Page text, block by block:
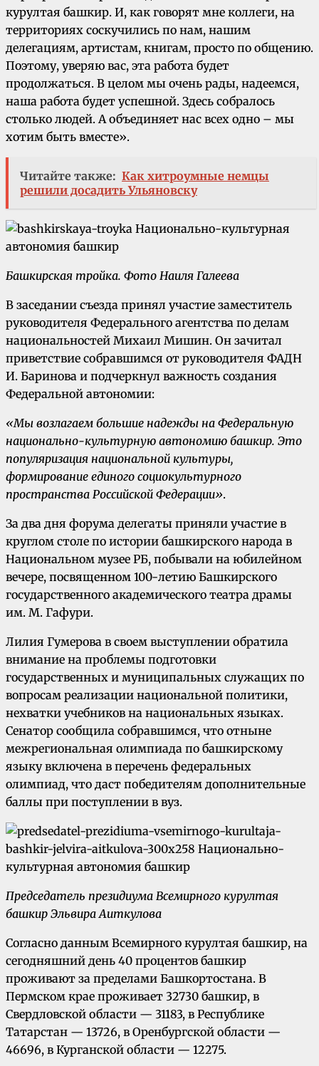
курултая башкир. И, как говорят мне коллеги, на
территориях соскучились по нам, нашим
делегациям, артистам, книгам, просто по общению.
Поэтому, уверяю вас, эта работа будет
продолжаться. В целом мы очень рады, надеемся,
наша работа будет успешной. Здесь собралось
столько людей. А объединяет нас всех одно – мы
хотим быть вместе».
Читайте также: Как хитроумные немцы
решили досадить Ульяновску
Башкирская тройка. Фото Наиля Галеева
В заседании съезда принял участие заместитель
руководителя Федерального агентства по делам
национальностей Михаил Мишин. Он зачитал
приветствие собравшимся от руководителя ФАДН
И. Баринова и подчеркнул важность создания
Федеральной автономии:
«Мы возлагаем большие надежды на Федеральную
национально-культурную автономию башкир. Это
популяризация национальной культуры,
формирование единого социокультурного
пространства Российской Федерации».
За два дня форума делегаты приняли участие в
круглом столе по истории башкирского народа в
Национальном музее РБ, побывали на юбилейном
вечере, посвященном 100-летию Башкирского
государственного академического театра драмы
им. М. Гафури.
Лилия Гумерова в своем выступлении обратила
внимание на проблемы подготовки
государственных и муниципальных служащих по
вопросам реализации национальной политики,
нехватки учебников на национальных языках.
Сенатор сообщила собравшимся, что отныне
межрегиональная олимпиада по башкирскому
языку включена в перечень федеральных
олимпиад, что даст победителям дополнительные
баллы при поступлении в вуз.
Председатель президиума Всемирного курултая
башкир Эльвира Аиткулова
Согласно данным Всемирного курултая башкир, на
сегодняшний день 40 процентов башкир
проживают за пределами Башкортостана. В
Пермском крае проживает 32730 башкир, в
Свердловской области — 31183, в Республике
Татарстан — 13726, в Оренбургской области —
46696, в Курганской области — 12275.